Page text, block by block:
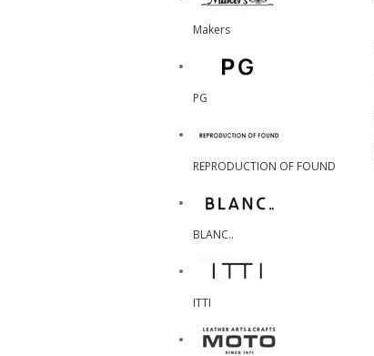
Makers
PG
REPRODUCTION OF FOUND
BLANC..
ITTI